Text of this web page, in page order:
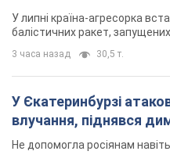
У липні країна-агресорка
балістичних ракет, запущених
3 часа назад 30,5 т.
У Єкатеринбурзі
влучання, піднявся
Не допомогла росіянам